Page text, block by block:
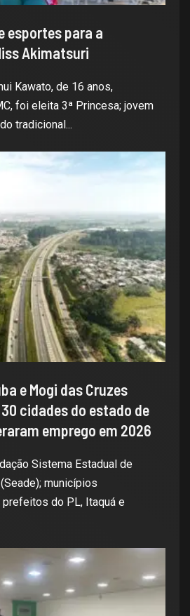
esportes para a
Akimatsuri
Kawato, de 16 anos,
foi eleita 3ª Princesa; jovem
tradicional...
e Mogi das Cruzes
cidades do estado de
emprego em 2026
Sistema Estadual de
municípios
do PL, Itaquá e